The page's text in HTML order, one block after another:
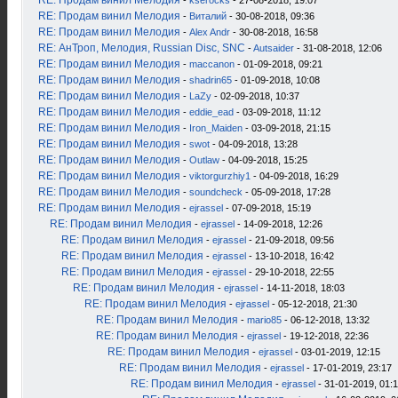
RE: Продам винил Мелодия - Виталий - 30-08-2018, 09:36
RE: Продам винил Мелодия - Alex Andr - 30-08-2018, 16:58
RE: АнТроп, Мелодия, Russian Disc, SNC -Autsaider - 31-08-2018, 12:06
RE: Продам винил Мелодия - maccanon - 01-09-2018, 09:21
RE: Продам винил Мелодия - shadrin65 - 01-09-2018, 10:08
RE: Продам винил Мелодия - LaZy - 02-09-2018, 10:37
RE: Продам винил Мелодия - eddie_ead - 03-09-2018, 11:12
RE: Продам винил Мелодия - Iron_Maiden - 03-09-2018, 21:15
RE: Продам винил Мелодия - swot - 04-09-2018, 13:28
RE: Продам винил Мелодия - Outlaw - 04-09-2018, 15:25
RE: Продам винил Мелодия - viktorgurzhiy1 - 04-09-2018, 16:29
RE: Продам винил Мелодия - soundcheck - 05-09-2018, 17:28
RE: Продам винил Мелодия - ejrassel - 07-09-2018, 15:19
RE: Продам винил Мелодия - ejrassel - 14-09-2018, 12:26
RE: Продам винил Мелодия - ejrassel - 21-09-2018, 09:56
RE: Продам винил Мелодия - ejrassel - 13-10-2018, 16:42
RE: Продам винил Мелодия - ejrassel - 29-10-2018, 22:55
RE: Продам винил Мелодия - ejrassel - 14-11-2018, 18:03
RE: Продам винил Мелодия - ejrassel - 05-12-2018, 21:30
RE: Продам винил Мелодия - mario85 - 06-12-2018, 13:32
RE: Продам винил Мелодия - ejrassel - 19-12-2018, 22:36
RE: Продам винил Мелодия - ejrassel - 03-01-2019, 12:15
RE: Продам винил Мелодия - ejrassel - 17-01-2019, 23:17
RE: Продам винил Мелодия - ejrassel - 31-01-2019,